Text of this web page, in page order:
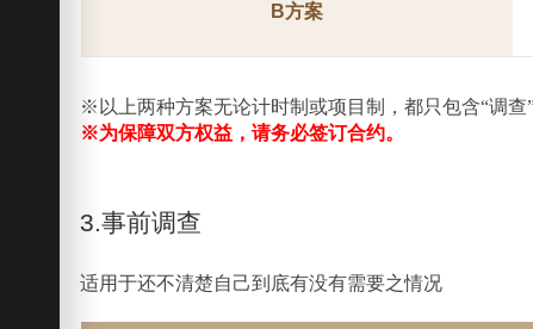
B方案
※以上两种方案无论计时制或项目制，都只包含“调查
※为保障双方权益，请务必签订合约。
3.事前调查
适用于还不清楚自己到底有没有需要之情况